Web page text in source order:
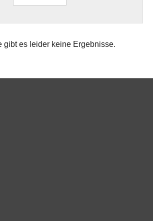
gibt es leider keine Ergebnisse.